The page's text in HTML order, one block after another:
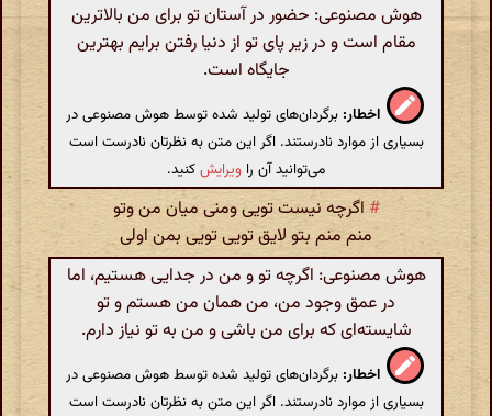
هوش مصنوعی: حضور در آستان تو برای من بالاترین
مقام است و در زیر پای تو از دنیا رفتن برایم بهترین
جایگاه است.
اخطار: برگردان‌های تولید شده توسط هوش مصنوعی در
بسیاری از موارد نادرستند. اگر این متن به نظرتان نادرست است
می‌توانید آن را ویرایشکنید.
# اگرچه نیست تویی ومنی میان من وتو
منم منم بتو لایق تویی تویی بمن اولی
هوش مصنوعی: اگرچه تو و من در جدایی هستیم، اما
در عمق وجود من، من همان من هستم و تو
شایسته‌ای که برای من باشی و من به تو نیاز دارم.
اخطار: برگردان‌های تولید شده توسط هوش مصنوعی در
بسیاری از موارد نادرستند. اگر این متن به نظرتان نادرست است